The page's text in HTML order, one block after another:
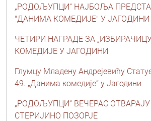
„РОДОЉУПЦИ“ НАЈБОЉА
"ДАНИМА КОМЕДИЈЕ" У ЈАГОДИНИ
ЧЕТИРИ НАГРАДЕ ЗА
КОМЕДИЈЕ У ЈАГОДИНИ
Глумцу Младену Андрејевићу
49. „Данима комедије“ у Јагодини
„РОДОЉУПЦИ“ ВЕЧЕРАС ОТВАРАЈУ
СТЕРИЈИНО ПОЗОРЈЕ